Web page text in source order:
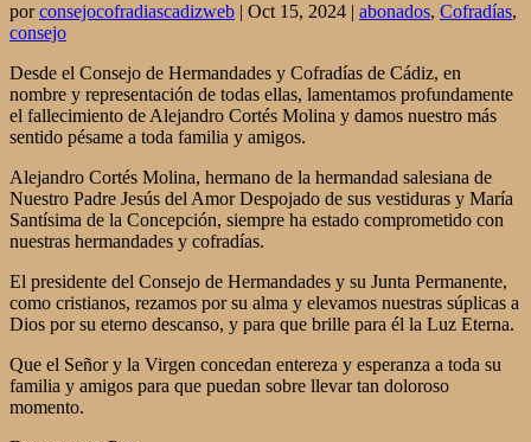
porconsejocofradiascadizweb | Oct 15, 2024 | abonados, Cofradías,
consejo
Desde el Consejo de Hermandades y Cofradías de Cádiz, en
nombre y representación de todas ellas, lamentamos profundamente
el fallecimiento de Alejandro Cortés Molina y damos nuestro más
sentido pésame a toda familia y amigos.
Alejandro Cortés Molina, hermano de la hermandad salesiana de
Nuestro Padre Jesús del Amor Despojado de sus vestiduras y María
Santísima de la Concepción, siempre ha estado comprometido con
nuestras hermandades y cofradías.
El presidente del Consejo de Hermandades y su Junta Permanente,
como cristianos, rezamos por su alma y elevamos nuestras súplicas a
Dios por su eterno descanso, y para que brille para él la Luz Eterna.
Que el Señor y la Virgen concedan entereza y esperanza a toda su
familia y amigos para que puedan sobre llevar tan doloroso
momento.